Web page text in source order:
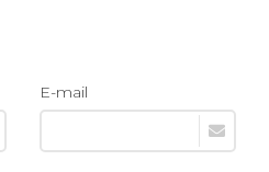
E-mail